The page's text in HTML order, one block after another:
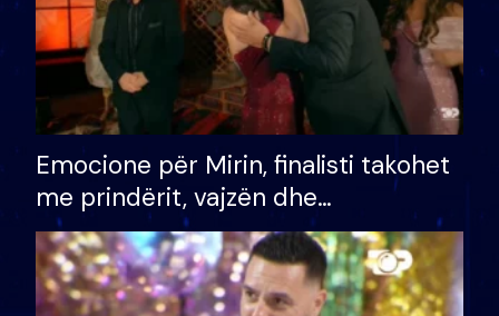
Emocione për Mirin, finalisti takohet
me prindërit, vajzën dhe
bashkëshorten: S’kemi ndonjë letër
divorci apo jo?